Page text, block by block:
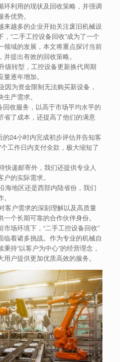
环利用的现状及回收策略，并强调
优势。
来越多的企业开始关注废旧机械设
“二手工控设备回收”成为了一个
领域的发展，本文将重点探讨当前
提出有效的回收策略。
级转型，工控设备更新换代周期
逐年增加。
因为资金限制无法购买新设备，
产需求。
收服务，以高于市场平均水平的
省了成本，还提高了他们的满意
24小时内完成初步评估并告知客
工作日内支付全款，极大缩短了
快递邮寄外，我们还提供专业人
的实际需求。
海地区还是西部内陆省份，我们
客户需求的深刻理解以及高质量
个长期可靠的合作伙伴身份。
场环境下，“二手工控设备回收”
着诸多挑战。作为专业的机械自
持“以客户为中心”的经营理念，
户提供更加优质高效的服务。